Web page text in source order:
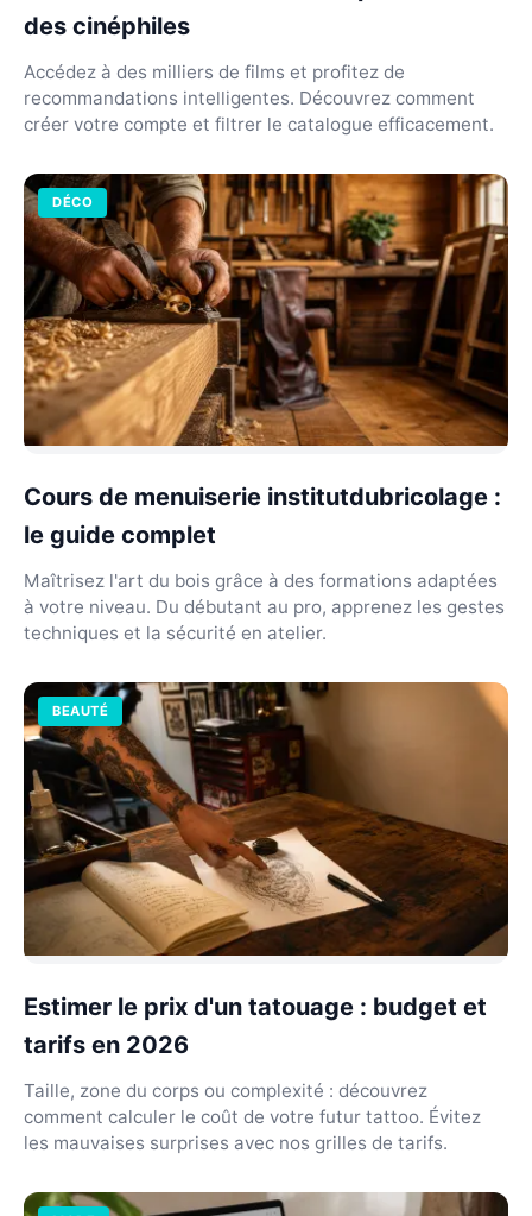
des cinéphiles
Accédez à des milliers de films et profitez de
recommandations intelligentes. Découvrez comment
créer votre compte et filtrer le catalogue efficacement.
DÉCO
Cours de menuiserie institutdubricolage :
le guide complet
Maîtrisez l'art du bois grâce à des formations adaptées
à votre niveau. Du débutant au pro, apprenez les gestes
techniques et la sécurité en atelier.
BEAUTÉ
Estimer le prix d'un tatouage : budget et
tarifs en 2026
Taille, zone du corps ou complexité : découvrez
comment calculer le coût de votre futur tattoo. Évitez
les mauvaises surprises avec nos grilles de tarifs.